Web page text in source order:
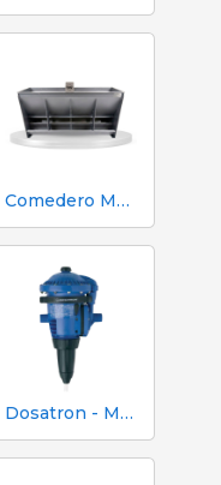
Comedero Master Boost 4 Bocas Doble | Engorda
Dosatron - Medicación animal